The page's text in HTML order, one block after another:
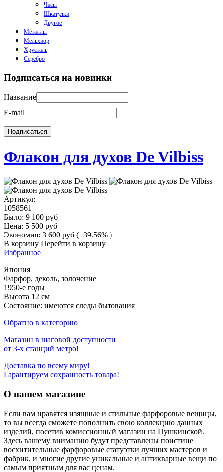
Часы
Шкатулки
Другое
Металлы
Мельхиор
Хрусталь
Серебро
Подписаться на новинки
Название
E-mail
Флакон для духов De Vilbiss
Артикул:
1058561
Было: 9 100 руб
Цена: 5 500 руб
Экономия: 3 600 руб ( -39.56% )
В корзину Перейти в корзину
Избранное
Япония
Фарфор, деколь, золочение
1950-е годы
Высота 12 см
Состояние: имеются следы бытования
Обратно в категорию
Магазин в шаговой доступности
от 3-х станций метро!
Доставка по всему миру!
Гарантируем сохранность товара!
О нашем магазине
Если вам нравятся изящные и стильные фарфоровые вещицы,
то вы всегда сможете пополнить свою коллекцию данных
изделий, посетив комиссионный магазин на Пушкинской.
Здесь вашему вниманию будут представлены поистине
восхитительные фарфоровые статуэтки лучших мастеров и
фабрик, и многие другие уникальные и антикварные вещи по
самым приятным для вас ценам.